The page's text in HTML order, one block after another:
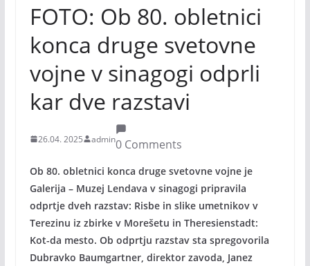
FOTO: Ob 80. obletnici
konca druge svetovne
vojne v sinagogi odprli
kar dve razstavi
26.04. 2025 admin0 Comments
Ob 80. obletnici konca druge svetovne vojne je
Galerija – Muzej Lendava v sinagogi pripravila
odprtje dveh razstav: Risbe in slike umetnikov v
Terezinu iz zbirke v Morešetu in Theresienstadt:
Kot-da mesto. Ob odprtju razstav sta spregovorila
Dubravko Baumgartner, direktor zavoda, Janez